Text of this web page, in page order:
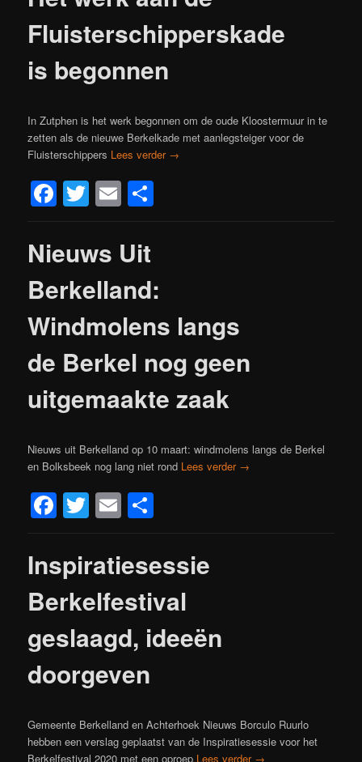
Fluisterschipperskade
is begonnen
In Zutphen is het werk begonnen om de oude Kloostermuur in te
zetten als de nieuwe Berkelkade met aanlegsteiger voor de
Fluisterschippers Lees verder →
Facebook
Twitter
Email
Nieuws Uit
Berkelland:
Windmolens langs
de Berkel nog geen
uitgemaakte zaak
Nieuws uit Berkelland op 10 maart: windmolens langs de Berkel
en Bolksbeek nog lang niet rond Lees verder →
Facebook
Twitter
Email
Inspiratiesessie
Berkelfestival
geslaagd, ideeën
doorgeven
Gemeente Berkelland en Achterhoek Nieuws Borculo Ruurlo
hebben een verslag geplaatst van de Inspiratiesessie voor het
Berkelfestival 2020 met een oproep Lees verder →